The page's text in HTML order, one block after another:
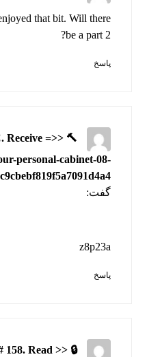
that bit. Will there
be a part 2?
پاسخ
Receive =>>
personal-cabinet-08-
🔨
گفت:
z8p23a
پاسخ
158. Read >>